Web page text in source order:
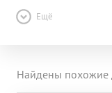
Ещё
Найдены похожие